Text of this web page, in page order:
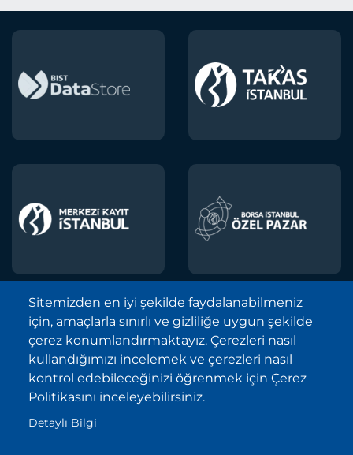
Borsa İstanbul A.Ş. © 2013-2025
Tüm Hakları Saklıdır.
Telif Hakkı ve Çekince İhbarı Bildirimi
Site Haritası
Kişisel Verilerin Korunması (KVKK)
Sitemizden en iyi şekilde faydalanabilmeniz
için, amaçlarla sınırlı ve gizliliğe uygun şekilde
çerez konumlandırmaktayız. Çerezleri nasıl
kullandığımızı incelemek ve çerezleri nasıl
kontrol edebileceğinizi öğrenmek için Çerez
Politikasını inceleyebilirsiniz.
Detaylı Bilgi